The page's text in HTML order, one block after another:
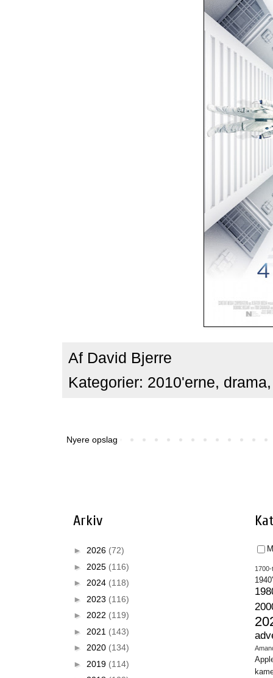
Af David Bjerre
Kategorier: 2010'erne, drama
Nyere opslag
Arkiv
► 2026 (72)
► 2025 (116)
► 2024 (118)
► 2023 (116)
► 2022 (119)
► 2021 (143)
► 2020 (134)
► 2019 (114)
1700-